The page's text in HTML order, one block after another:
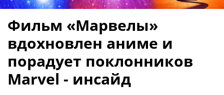
Фильм «Марвелы»
вдохновлен аниме и
порадует поклонников
Marvel - инсайд